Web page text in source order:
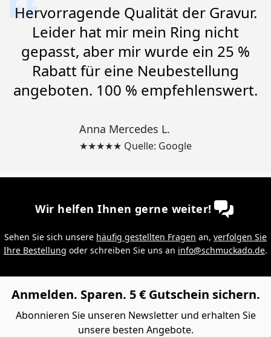
Hervorragende Qualität der Gravur.
Leider hat mir mein Ring nicht
gepasst, aber mir wurde ein 25 %
Rabatt für eine Neubestellung
angeboten. 100 % empfehlenswert.
Anna Mercedes L.
★★★★★ Quelle: Google
Wir helfen Ihnen gerne weiter!
Sehen Sie sich unsere häufig gestellten Fragen an, verfolgen Sie
Ihre Bestellung oder schreiben Sie uns an info@schmuckado.de.
Anmelden. Sparen. 5 € Gutschein sichern.
Abonnieren Sie unseren Newsletter und erhalten Sie
unsere besten Angebote.